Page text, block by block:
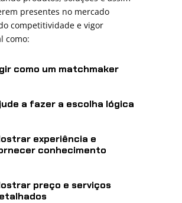
presentes no mercado
competitividade e vigor
como:
como um matchmaker
a fazer a escolha lógica
experiência e
conhecimento
preço e serviços